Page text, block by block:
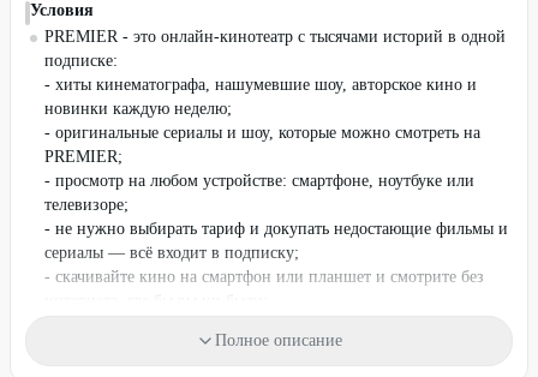
Условия
PREMIER - это онлайн-кинотеатр с тысячами историй в одной
подписке:
- хиты кинематографа, нашумевшие шоу, авторское кино и
новинки каждую неделю;
- оригинальные сериалы и шоу, которые можно смотреть на
PREMIER;
- просмотр на любом устройстве: смартфоне, ноутбуке или
телевизоре;
- не нужно выбирать тариф и докупать недостающие фильмы и
сериалы — всё входит в подписку;
- скачивайте кино на смартфон или планшет и смотрите без
рекомендации были персональными;
Полное описание